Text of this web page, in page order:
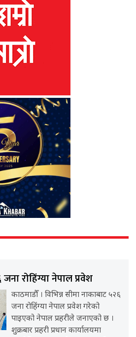
रोहिंग्या नेपाल प्रवेश
काठमाडौँ । विभिन्न सीमा नाकाबाट ५२६
जना रोहिंग्या नेपाल प्रवेश गरेको
पाइएको नेपाल प्रहरीले जनाएको छ ।
शुक्रबार प्रहरी प्रधान कार्यालयमा